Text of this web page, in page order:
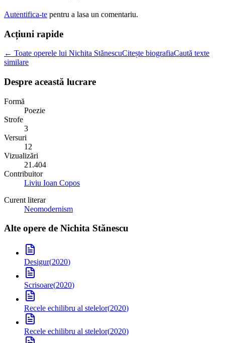
Autentifica-te pentru a lasa un comentariu.
Acțiuni rapide
← Toate operele lui Nichita StănescuCitește biografiaCaută texte
similare
Despre această lucrare
Formă
Poezie
Strofe
3
Versuri
12
Vizualizări
21.404
Contribuitor
Liviu Ioan Copos
Curent literar
Neomodernism
Alte opere de Nichita Stănescu
Desigur(2020)
Scrisoare(2020)
Recele echilibru al stelelor(2020)
Recele echilibru al stelelor(2020)